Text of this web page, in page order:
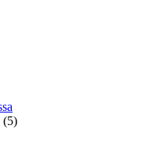
(5)